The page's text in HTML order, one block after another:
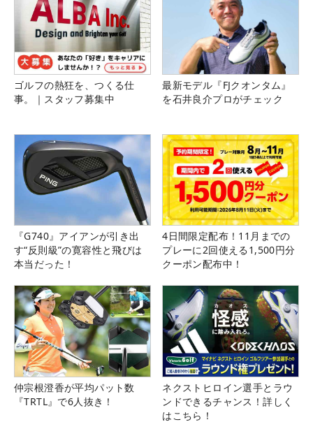
ゴルフの熱狂を、つくる仕
事。｜スタッフ募集中
最新モデル『FJクオンタム』
を石井良介プロがチェック
『G740』アイアンが引き出
す“反則級”の寛容性と飛びは
本当だった！
4日間限定配布！11月までの
プレーに2回使える1,500円分
クーポン配布中！
仲宗根澄香が平均パット数
『TRTL』で6人抜き！
ネクストヒロイン選手とラウ
ンドできるチャンス！詳しく
はこちら！